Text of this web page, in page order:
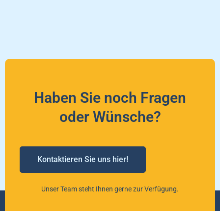
Haben Sie noch Fragen
oder Wünsche?
Kontaktieren Sie uns hier!
Unser Team steht Ihnen gerne zur Verfügung.